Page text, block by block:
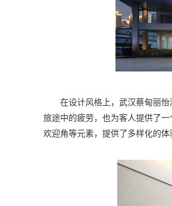
在设计风格上，武汉蔡甸丽
旅途中的疲劳，也为客人提供了
欢迎角等元素，提供了多样化的体